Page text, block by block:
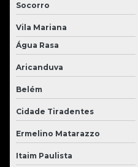
Socorro
Vila Mariana
Água Rasa
Aricanduva
Belém
Cidade Tiradentes
Ermelino Matarazzo
Itaim Paulista